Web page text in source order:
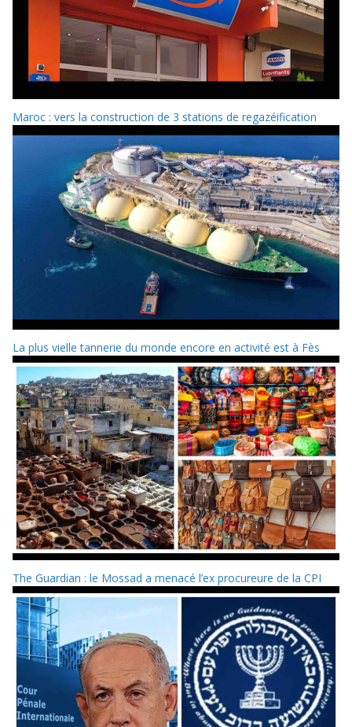
Maroc : vers la construction de 3 stations de regazéification
La plus vielle tannerie du monde encore en activité est à Fès
The Guardian : le Mossad a menacé l’ex procureure de la CPI